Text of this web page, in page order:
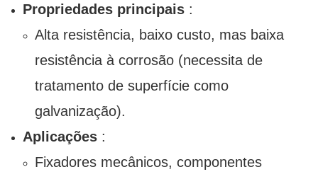
Propriedades principais:
Alta resistência, baixo custo, mas baixa
resistência à corrosão (necessita de
tratamento de superfície como
galvanização).
Aplicações:
Fixadores mecânicos, componentes